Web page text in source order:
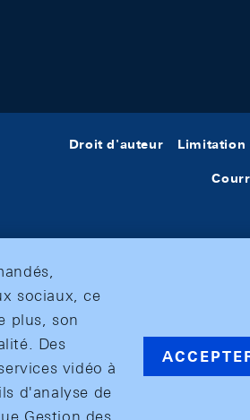
Droit d'auteur Limitation
sociaux, ce
plus, son
Des
vidéo à
d'analyse de